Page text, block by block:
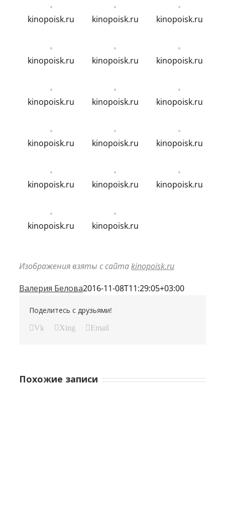
kinopoisk.ru kinopoisk.ru kinopoisk.ru
kinopoisk.ru kinopoisk.ru kinopoisk.ru
kinopoisk.ru kinopoisk.ru kinopoisk.ru
kinopoisk.ru kinopoisk.ru kinopoisk.ru
kinopoisk.ru kinopoisk.ru kinopoisk.ru
kinopoisk.ru kinopoisk.ru
Изображения взяты с сайтаkinopoisk.ru
Валерия Белова2016-11-08T11:29:05+03:00
Поделитесь с друзьями!
Vk Xing Email
Похожие записи